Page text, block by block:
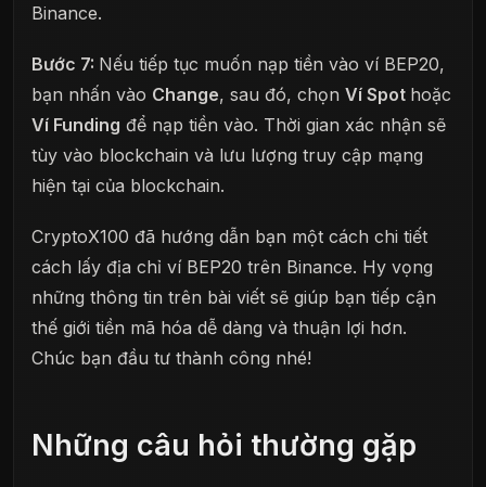
Binance.
Bước 7: Nếu tiếp tục muốn nạp tiền vào ví BEP20,
bạn nhấn vào Change, sau đó, chọn Ví Spot hoặc
Ví Funding để nạp tiền vào. Thời gian xác nhận sẽ
tùy vào blockchain và lưu lượng truy cập mạng
hiện tại của blockchain.
CryptoX100 đã hướng dẫn bạn một cách chi tiết
cách lấy địa chỉ ví BEP20 trên Binance. Hy vọng
những thông tin trên bài viết sẽ giúp bạn tiếp cận
thế giới tiền mã hóa dễ dàng và thuận lợi hơn.
Chúc bạn đầu tư thành công nhé!
Những câu hỏi thường gặp